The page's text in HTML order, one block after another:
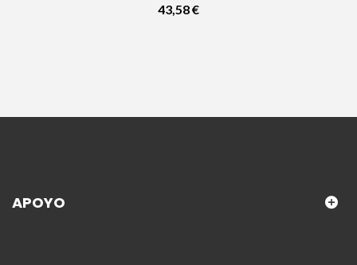
43,58 €
APOYO